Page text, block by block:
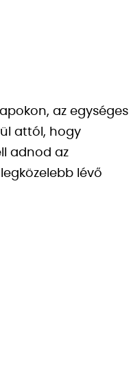
az egységes
attól, hogy
adnod az
lévő